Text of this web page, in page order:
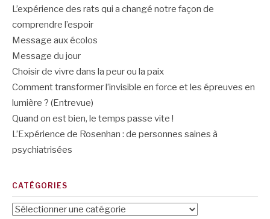
L’expérience des rats qui a changé notre façon de
comprendre l’espoir
Message aux écolos
Message du jour
Choisir de vivre dans la peur ou la paix
Comment transformer l’invisible en force et les épreuves en
lumière ? (Entrevue)
Quand on est bien, le temps passe vite !
L’Expérience de Rosenhan : de personnes saines à
psychiatrisées
CATÉGORIES
Catégories